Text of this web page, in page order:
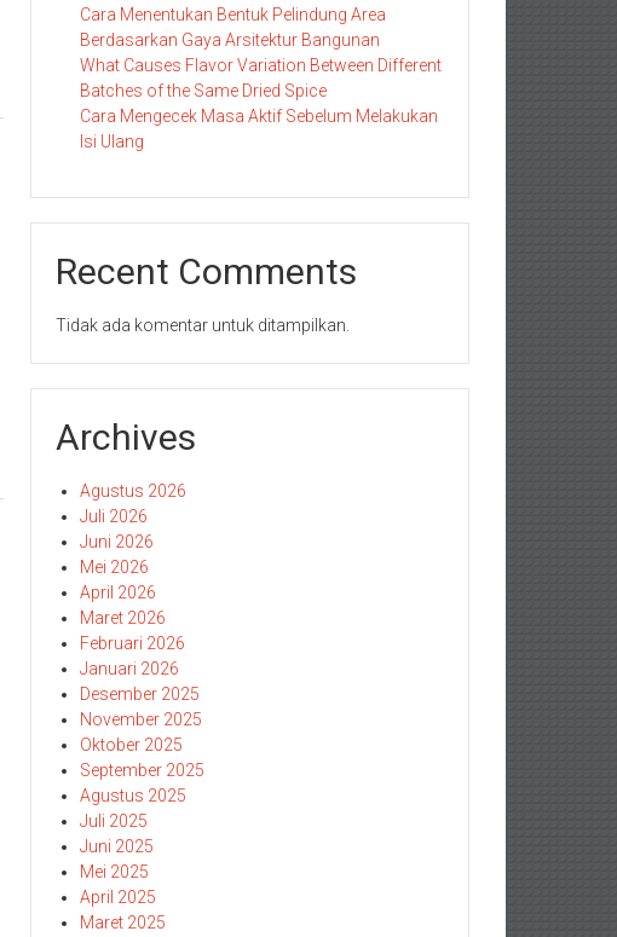
Cara Menentukan Bentuk Pelindung Area
Berdasarkan Gaya Arsitektur Bangunan
What Causes Flavor Variation Between Different
Batches of the Same Dried Spice
Cara Mengecek Masa Aktif Sebelum Melakukan
Isi Ulang
Recent Comments
Tidak ada komentar untuk ditampilkan.
Archives
Agustus 2026
Juli 2026
Juni 2026
Mei 2026
April 2026
Maret 2026
Februari 2026
Januari 2026
Desember 2025
November 2025
Oktober 2025
September 2025
Agustus 2025
Juli 2025
Juni 2025
Mei 2025
April 2025
Maret 2025